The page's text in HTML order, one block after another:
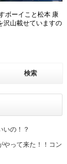
ボーイこと松本 康
沢山載せていますの
いの！？
やって来た！！コン